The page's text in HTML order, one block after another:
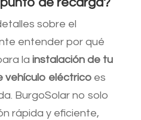
sobre el
entender por qué
la instalación de tu
vehículo eléctricoes
BurgoSolar no solo
rápida y eficiente,